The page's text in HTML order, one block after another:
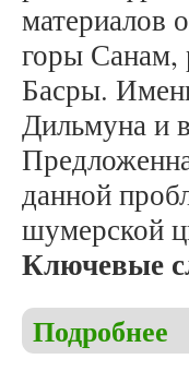
материалов
горы Санам,
Басры.
Дильмуна и
данной
шумерской
Ключевые
Подробнее